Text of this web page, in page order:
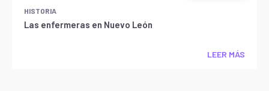
HISTORIA
Las enfermeras en Nuevo León
LEER MÁS